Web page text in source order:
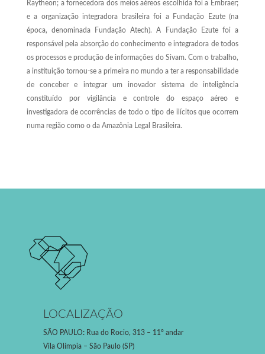
Raytheon; a fornecedora dos meios aéreos escolhida foi a Embraer;
e a organização integradora brasileira foi a Fundação Ezute (na
época, denominada Fundação Atech). A Fundação Ezute foi a
responsável pela absorção do conhecimento e integradora de todos
os processos e produção de informações do Sivam. Com o trabalho,
a instituição tornou-se a primeira no mundo a ter a responsabilidade
de conceber e integrar um inovador sistema de inteligência
constituído por vigilância e controle do espaço aéreo e
investigadora de ocorrências de todo o tipo de ilícitos que ocorrem
numa região como o da Amazônia Legal Brasileira.
LOCALIZAÇÃO
SÃO PAULO: Rua do Rocio, 313 – 11º andar
Vila Olímpia – São Paulo (SP)